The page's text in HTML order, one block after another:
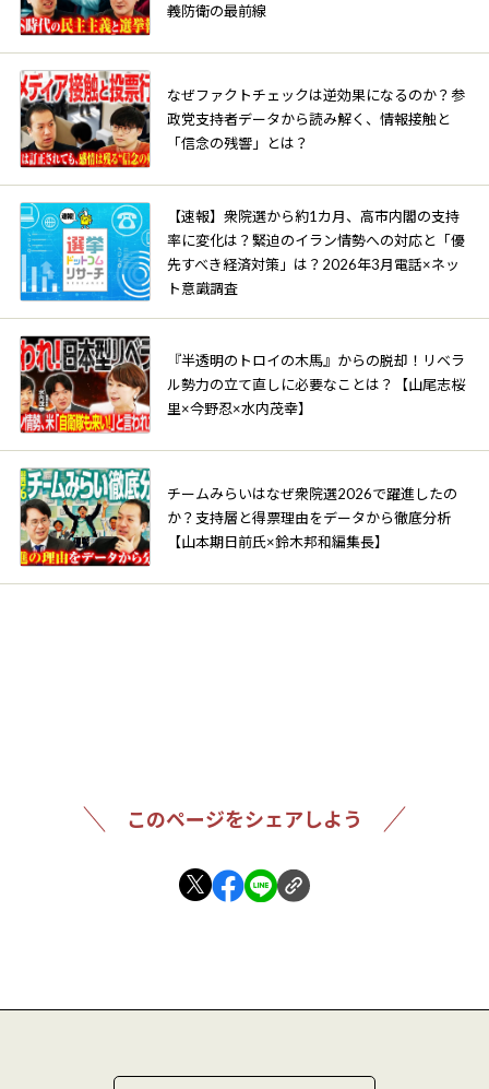
義防衛の最前線
なぜファクトチェックは逆効果になるのか？参
政党支持者データから読み解く、情報接触と
「信念の残響」とは？
【速報】衆院選から約1カ月、高市内閣の支持
率に変化は？緊迫のイラン情勢への対応と「優
先すべき経済対策」は？2026年3月電話×ネッ
ト意識調査
『半透明のトロイの木馬』からの脱却！リベラ
ル勢力の立て直しに必要なことは？【山尾志桜
里×今野忍×水内茂幸】
チームみらいはなぜ衆院選2026で躍進したの
か？支持層と得票理由をデータから徹底分析
【山本期日前氏×鈴木邦和編集長】
このページをシェアしよう